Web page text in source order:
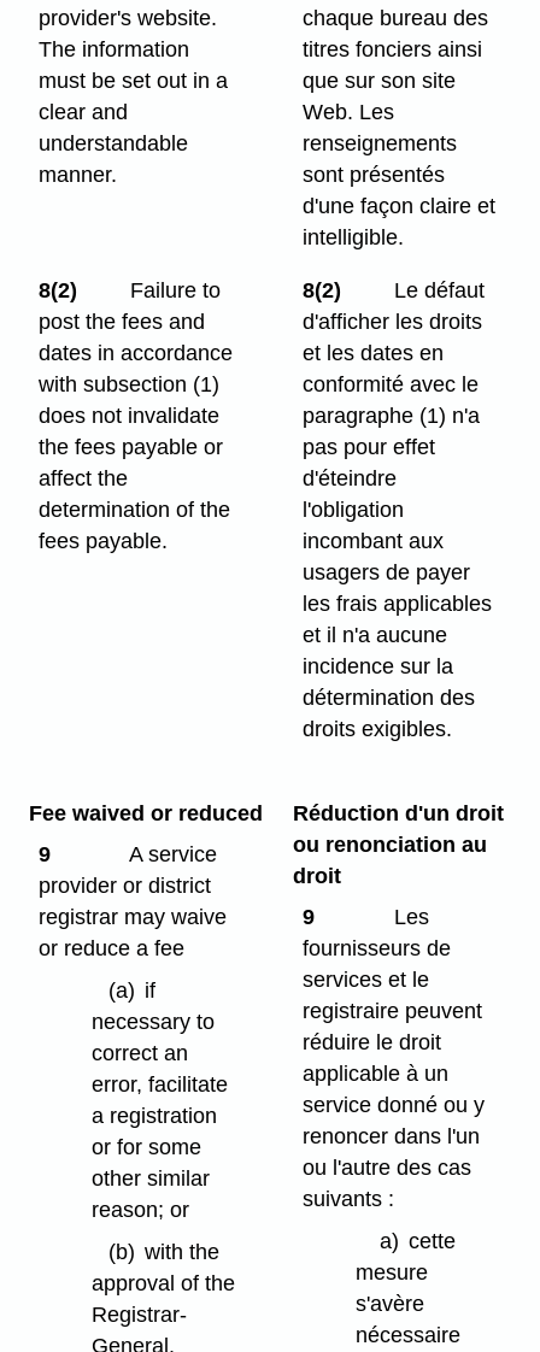
provider's website.
The information
must be set out in a
clear and
understandable
manner.
chaque bureau des
titres fonciers ainsi
que sur son site
Web. Les
renseignements
sont présentés
d'une façon claire et
intelligible.
8(2)
Failure to
post the fees and
dates in accordance
with subsection (1)
does not invalidate
the fees payable or
affect the
determination of the
fees payable.
8(2)
Le défaut
d'afficher les droits
et les dates en
conformité avec le
paragraphe (1) n'a
pas pour effet
d'éteindre
l'obligation
incombant aux
usagers de payer
les frais applicables
et il n'a aucune
incidence sur la
détermination des
droits exigibles.
Fee waived or reduced
9
A service
provider or district
registrar may waive
or reduce a fee
(a) if
necessary to
correct an
error, facilitate
a registration
or for some
other similar
reason; or
(b) with the
approval of the
Registrar-
General.
Réduction d'un droit
ou renonciation au
droit
9
Les
fournisseurs de
services et le
registraire peuvent
réduire le droit
applicable à un
service donné ou y
renoncer dans l'un
ou l'autre des cas
suivants :
a) cette
mesure
s'avère
nécessaire